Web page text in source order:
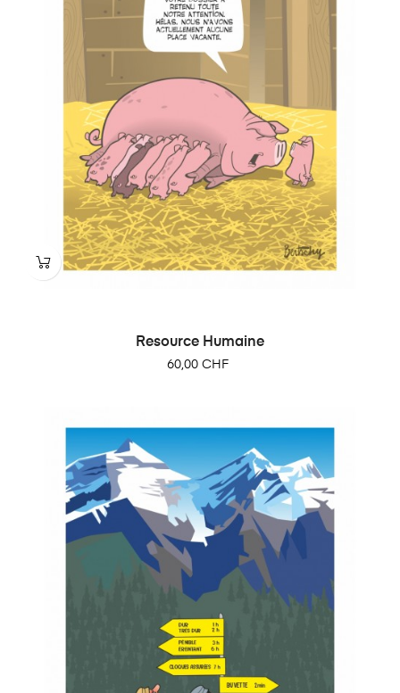
Resource Humaine
Prix
60,00 CHF